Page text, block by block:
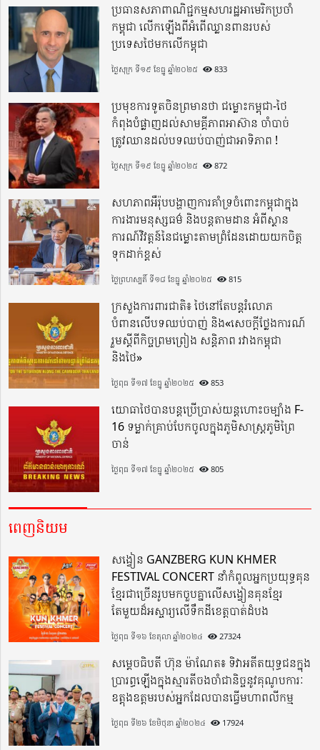
ប្រធានសភាពាណិជ្ជកម្មសហរដ្ឋអាមេរិកប្រចាំ
កម្ពុជា លើកឡើងពីអំពើឈ្លានពានរបស់
ប្រទេសថៃមកលើកម្ពុជា
ថ្ងៃសុក្រ ទី១៩ ខែធ្នូ ឆ្នាំ២០២៥ 833
ប្រមុខការទូតចិនព្រមានថា ជម្លោះកម្ពុជា-ថៃ
កំពុងបំផ្លាញដល់សាមគ្គីភាពអាស៊ាន ចាំបាច់
ត្រូវឈានដល់បទឈប់បាញ់ជាអាទិភាព !
ថ្ងៃសុក្រ ទី១៩ ខែធ្នូ ឆ្នាំ២០២៥ 872
សហភាពអឺរ៉ុបបង្ហាញការគាំទ្រចំពោះកម្ពុជាក្នុង
ការងារមនុស្សធម៌ និងបន្តតាមដាន អំពីស្ថាន
ការណ៍វិវត្តន៍នៃជម្លោះតាមព្រំដែនដោយយកចិត្ត
ទុកដាក់ខ្ពស់
ថ្ងៃព្រហស្បតិ៍ ទី១៨ ខែធ្នូ ឆ្នាំ២០២៥ 815
ក្រសួងការពារជាតិ៖ ថៃនៅតែបន្តរំលោភ
បំពានលើបទឈប់បាញ់ និង«សេចក្តីថ្លែងការណ៍
រួមស្តីពីកិច្ចព្រមព្រៀង សន្តិភាព រវាងកម្ពុជា
និងថៃ»
ថ្ងៃពុធ ទី១៧ ខែធ្នូ ឆ្នាំ២០២៥ 853
យោធាថៃបានបន្តប្រើប្រាស់យន្តហោះចម្បាំង F-
16 ទម្លាក់គ្រាប់បែកចូលក្នុងភូមិសាស្ត្រភូមិព្រៃ
ចាន់
ថ្ងៃពុធ ទី១៧ ខែធ្នូ ឆ្នាំ២០២៥ 805
ពេញនិយម
សង្វៀន GANZBERG KUN KHMER
FESTIVAL CONCERT នាំកំពូលអ្នកប្រយុទ្ធគុន
ខ្មែរជាច្រើនរូបមកចួបគ្នាលើសង្វៀនគុនខ្មែរ
តែមួយដ៏អស្ចារ្យលើទឹកដីខេត្តបាត់ដំបង
ថ្ងៃពុធ ទី១៦ ខែតុលា ឆ្នាំ២០២៤ 27324
សម្តេចធិបតី ហ៊ុន ម៉ាណែត៖ ទិវាអតីតយុទ្ធជនក្នុង
ប្រារព្ធឡើងក្នុងស្មារតីចងចាំជានិច្ចនូវគុណូបការៈ
ឧត្តុងឧត្តមរបស់អ្នកដែលបានធ្វើមហាពលីកម្ម
ថ្ងៃពុធ ទី២៦ ខែមិថុនា ឆ្នាំ២០២៤ 17924